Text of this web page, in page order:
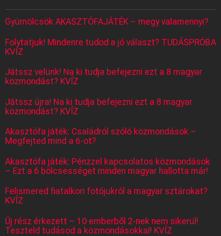
Gyümölcsök AKASZTÓFAJÁTÉK – megy valamennyi?
Folytatjuk! Mindenre tudod a jó választ? TUDÁSPRÓBA
KVÍZ
Játssz velünk! Na ki tudja befejezni ezt a 8 magyar
közmondást? KVÍZ
Játssz újra! Na ki tudja befejezni ezt a 8 magyar
közmondást? KVÍZ
Akasztófa játék: Családról szóló közmondások –
Megfejted mind a 6-ot?
Akasztófa játék: Pénzzel kapcsolatos közmondások
– Ezt a 6 bölcsességet minden magyar hallotta már!
Felismered fiatalkori fotójukról a magyar sztárokat?
KVÍZ
Új rész érkezett – 10 emberből 2-nek nem sikerül!
Teszteld tudásod a közmondásokkal! KVÍZ